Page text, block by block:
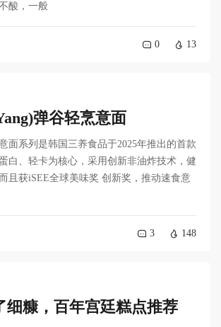
酸，一般
0 13
弹谷轻烹意面
面系列是韩国三养食品于2025年推出的首款
白、轻卡为核心，采用创新非油炸技术，健
且获iSEE全球美味奖 创新奖，推动速食意
3 148
细糠，百年宫廷糕点推荐